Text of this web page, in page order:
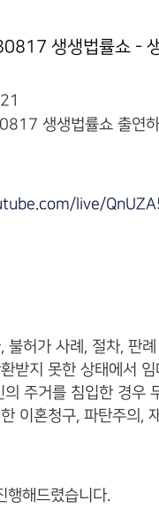
생생법률쇼 -
생생법률쇼 출연
live/
불허가 사례, 절차, 판례
받지 못한 상태에서
의 주거를 침입한 경우
이혼청구, 파탄주의,
행해드렸습니다.